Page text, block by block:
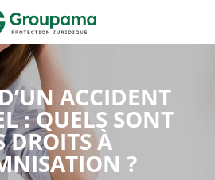
ACCIDENT
: QUELS SONT
DROITS À
?